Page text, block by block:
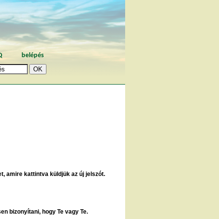
belépés
amire kattintva küldjük az új jelszót.
bizonyítani, hogy Te vagy Te.